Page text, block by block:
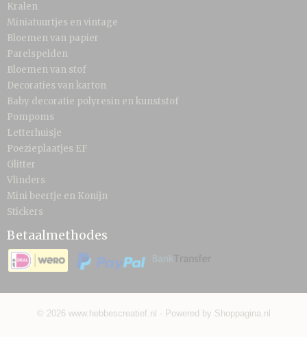
Kralen
Miniatuurtjes en vintage
Bloemen van papier
Parelspelden
Bloemen van stof
Decoraties van karton
Baby decoratie polyresin en kunststof
Pompoms
Letterhuisje
Poezieplaatjes EF
Glitter
Vlinders
Mini beertje en Konijn
Stickers
Betaalmethodes
© 2026 www.hebbescreatief.nl - Powered by Shoppagina.nl